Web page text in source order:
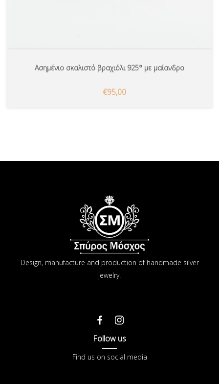
Ασημένιο σκαλιστό βραχιόλι 925° με μαίανδρο
€95,00
Design, manufacture and production of handmade silver
jewelry!
Follow us
Find us on social media